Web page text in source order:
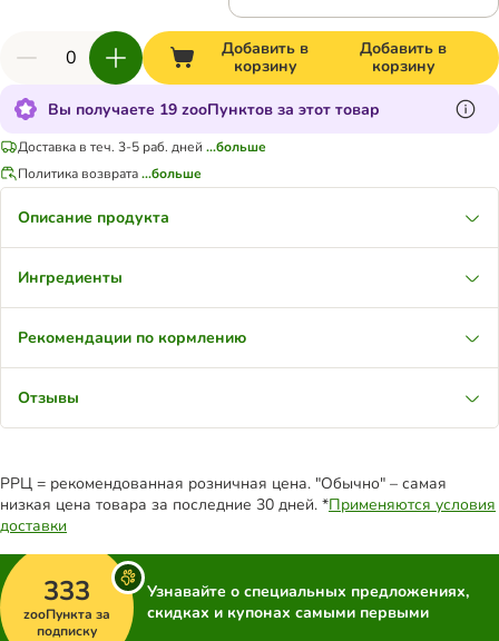
Добавить в
корзину
Добавить в
корзину
Вы получаете 19 zooПунктов за этот товар
Доставка в теч. 3-5 раб. дней ...больше
Политика возврата...больше
Описание продукта
Ингредиенты
Рекомендации по кормлению
Отзывы
РРЦ = рекомендованная розничная цена. "Обычно" – самая
низкая цена товара за последние 30 дней. *Применяются условия
доставки
333
zooПункта за
подписку
Узнавайте о специальных предложениях,
скидках и купонах самыми первыми